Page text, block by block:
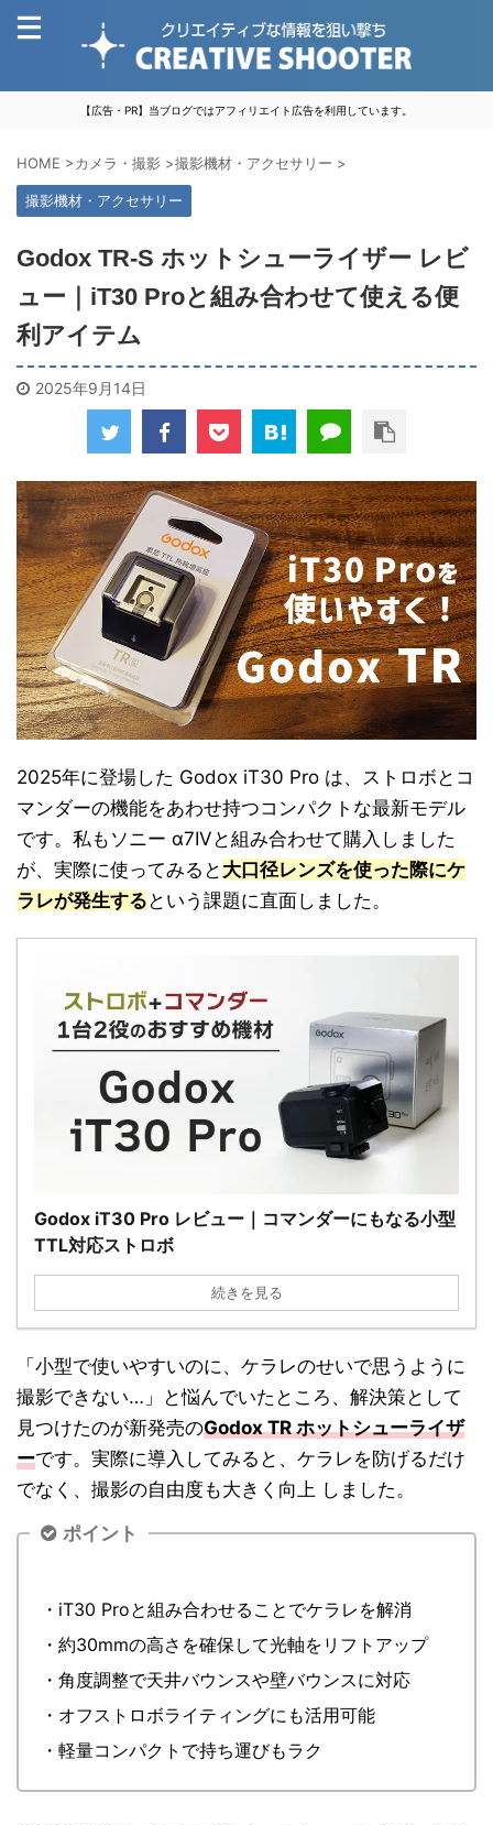
【広告・PR】当ブログではアフィリエイト広告を利用しています。
HOME >カメラ・撮影 >撮影機材・アクセサリー >
撮影機材・アクセサリー
Godox TR-S ホットシューライザー レビ
ュー｜iT30 Proと組み合わせて使える便
利アイテム
2025年9月14日
2025年に登場した Godox iT30 Pro は、ストロボとコ
マンダーの機能をあわせ持つコンパクトな最新モデル
です。私もソニー α7IVと組み合わせて購入しました
が、実際に使ってみると 大口径レンズを使った際にケ
ラレが発生する という課題に直面しました。
Godox iT30 Pro レビュー｜コマンダーにもなる小型
TTL対応ストロボ
続きを見る
「小型で使いやすいのに、ケラレのせいで思うように
撮影できない…」と悩んでいたところ、解決策として
見つけたのが新発売のGodox TR ホットシューライザ
ーです。実際に導入してみると、ケラレを防げるだけ
でなく、撮影の自由度も大きく向上 しました。
ポイント
・iT30 Proと組み合わせることでケラレを解消
・約30mmの高さを確保して光軸をリフトアップ
・角度調整で天井バウンスや壁バウンスに対応
・オフストロボライティングにも活用可能
・軽量コンパクトで持ち運びもラク